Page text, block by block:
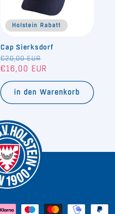
Holstein Rabatt
Cap Sierksdorf
Normaler
Preis
€20,00 EUR
€16,00 EUR
in den Warenkorb